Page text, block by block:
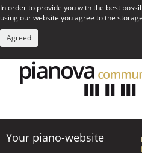
In order to provide you with the best
using our website you agree to the
Agreed
Your piano-website